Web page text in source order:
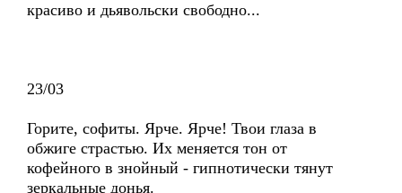
красиво и дьявольски свободно...
23/03
Горите, софиты. Ярче. Ярче! Твои глаза в
обжиге страстью. Их меняется тон от
кофейного в знойный - гипнотически тянут
зеркальные донья.